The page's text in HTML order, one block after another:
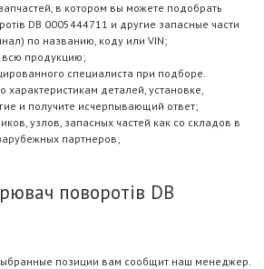
в котором вы можете подобрать
DB 0005444711 и другие запасные части
по названию, коду или VIN;
всю продукцию;
специалиста при подборе.
характеристикам деталей, установке,
и получите исчерпывающий ответ;
узлов, запасных частей как со складов в
партнеров;
поворотів DB
позиции вам сообщит наш менеджер.